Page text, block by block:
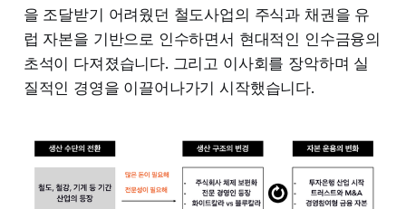
을 조달받기 어려웠던 철도사업의 주식과 채권을 유
럽 자본을 기반으로 인수하면서 현대적인 인수금융의
초석이 다져졌습니다. 그리고 이사회를 장악하며 실
질적인 경영을 이끌어나가기 시작했습니다.